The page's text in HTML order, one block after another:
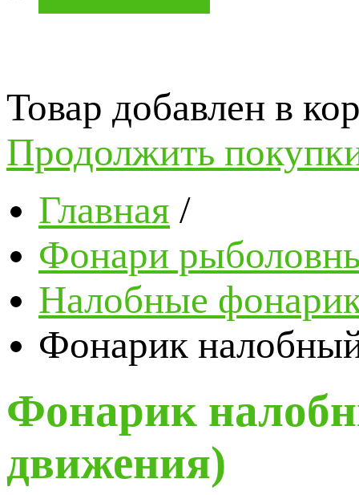
Товар добавлен в
Продолжить
Главная /
Фонари
Налобные
Фонарик
Фонарик
движения)